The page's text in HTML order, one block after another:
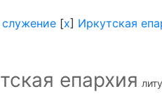
[x] Иркутская
епархия